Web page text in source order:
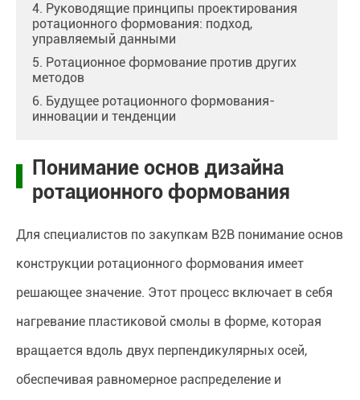
4. Руководящие принципы проектирования
ротационного формования: подход,
управляемый данными
5. Ротационное формование против других
методов
6. Будущее ротационного формования-
инновации и тенденции
Понимание основ дизайна
ротационного формования
Для специалистов по закупкам B2B понимание основ
конструкции ротационного формования имеет
решающее значение. Этот процесс включает в себя
нагревание пластиковой смолы в форме, которая
вращается вдоль двух перпендикулярных осей,
обеспечивая равномерное распределение и